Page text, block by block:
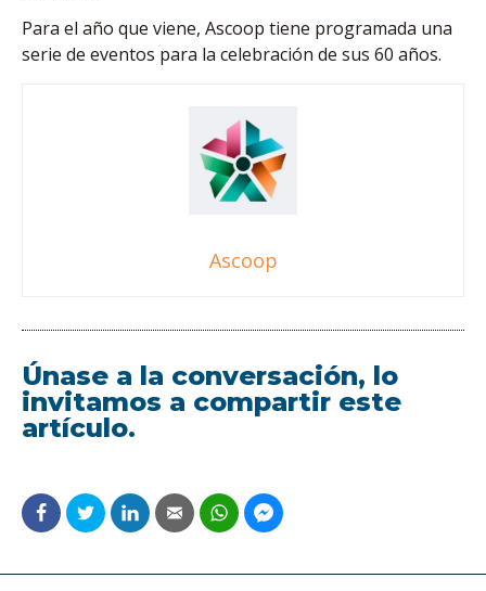
Para el año que viene, Ascoop tiene programada una
serie de eventos para la cele­bración de sus 60 años.
Ascoop
Únase a la conversación, lo
invitamos a compartir este
artículo.